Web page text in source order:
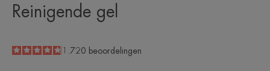
Reinigende gel
4.8
/51.720 beoordelingen